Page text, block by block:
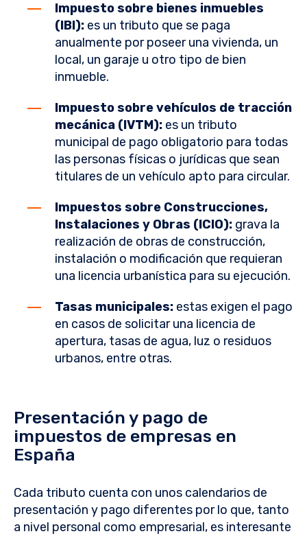
Impuesto sobre bienes inmuebles
(IBI): es un tributo que se paga
anualmente por poseer una vivienda, un
local, un garaje u otro tipo de bien
inmueble.
Impuesto sobre vehículos de tracción
mecánica (IVTM): es un tributo
municipal de pago obligatorio para todas
las personas físicas o jurídicas que sean
titulares de un vehículo apto para circular.
Impuestos sobre Construcciones,
Instalaciones y Obras (ICIO): grava la
realización de obras de construcción,
instalación o modificación que requieran
una licencia urbanística para su ejecución.
Tasas municipales: estas exigen el pago
en casos de solicitar una licencia de
apertura, tasas de agua, luz o residuos
urbanos, entre otras.
Presentación y pago de
impuestos de empresas en
España
Cada tributo cuenta con unos calendarios de
presentación y pago diferentes por lo que, tanto
a nivel personal como empresarial, es interesante